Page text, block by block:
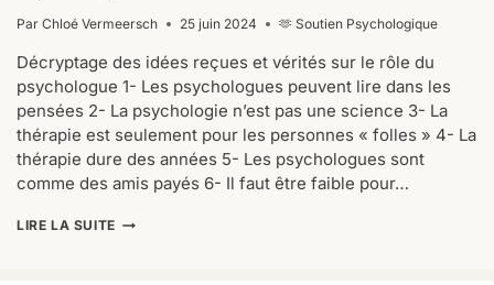
Par Chloé Vermeersch 25 juin 2024 🫶 Soutien Psychologique
Décryptage des idées reçues et vérités sur le rôle du
psychologue 1- Les psychologues peuvent lire dans les
pensées 2- La psychologie n’est pas une science 3- La
thérapie est seulement pour les personnes « folles » 4- La
thérapie dure des années 5- Les psychologues sont
comme des amis payés 6- Il faut être faible pour…
LIRE LA SUITE10